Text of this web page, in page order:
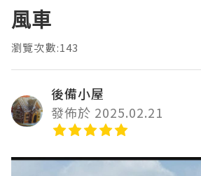
風車
瀏覽次數:143
後備小屋
發佈於 2025.02.21